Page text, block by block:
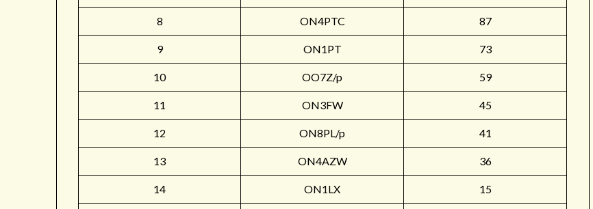
8 ON4PTC 87
9 ON1PT 73
10 OO7Z/p 59
11 ON3FW 45
12 ON8PL/p 41
13 ON4AZW 36
14 ON1LX 15